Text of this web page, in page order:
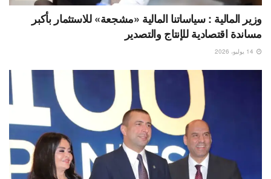
وزير المالية : سياساتنا المالية «مشجعة» للاستثمار بأكبر
مساندة اقتصادية للإنتاج والتصدير